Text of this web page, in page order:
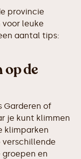
provincie
leuke
aantal tips:
de
Garderen of
je kunt klimmen
klimparken
verschillende
en